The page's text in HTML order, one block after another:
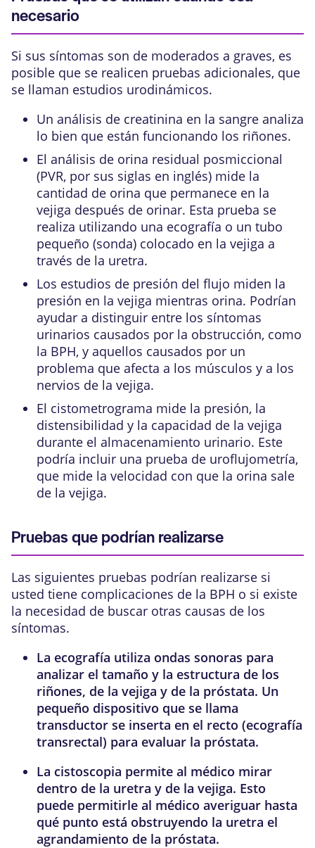
necesario
Si sus síntomas son de moderados a graves, es
posible que se realicen pruebas adicionales, que
se llaman estudios urodinámicos.
Un análisis de creatinina en la sangre analiza
lo bien que están funcionando los riñones.
El análisis de orina residual posmiccional
(PVR, por sus siglas en inglés) mide la
cantidad de orina que permanece en la
vejiga después de orinar. Esta prueba se
realiza utilizando una ecografía o un tubo
pequeño (sonda) colocado en la vejiga a
través de la uretra.
Los estudios de presión del flujo miden la
presión en la vejiga mientras orina. Podrían
ayudar a distinguir entre los síntomas
urinarios causados por la obstrucción, como
la BPH, y aquellos causados por un
problema que afecta a los músculos y a los
nervios de la vejiga.
El cistometrograma mide la presión, la
distensibilidad y la capacidad de la vejiga
durante el almacenamiento urinario. Este
podría incluir una prueba de uroflujometría,
que mide la velocidad con que la orina sale
de la vejiga.
Pruebas que podrían realizarse
Las siguientes pruebas podrían realizarse si
usted tiene complicaciones de la BPH o si existe
la necesidad de buscar otras causas de los
síntomas.
La ecografía utiliza ondas sonoras para
analizar el tamaño y la estructura de los
riñones, de la vejiga y de la próstata. Un
pequeño dispositivo que se llama
transductor se inserta en el recto (ecografía
transrectal) para evaluar la próstata.
La cistoscopia permite al médico mirar
dentro de la uretra y de la vejiga. Esto
puede permitirle al médico averiguar hasta
qué punto está obstruyendo la uretra el
agrandamiento de la próstata.